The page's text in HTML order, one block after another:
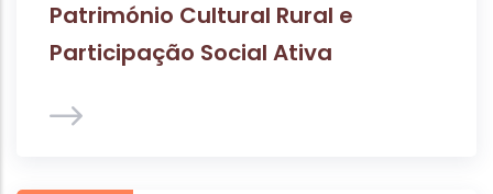
Património Cultural Rural e
Participação Social Ativa